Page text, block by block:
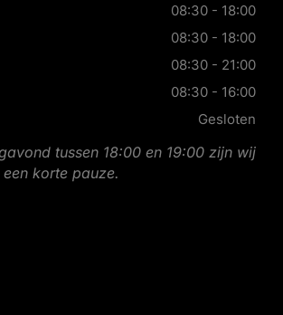
08:30 - 18:00
08:30 - 18:00
08:30 - 21:00
08:30 - 16:00
Gesloten
tussen 18:00 en 19:00 zijn wij
korte pauze.